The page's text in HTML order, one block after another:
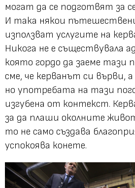
могат да се подготвят за
И така някои
използват услугите на
Никога не е съществувала
която гордо да заеме тази
сме, че керванът си върви,
но употребата на тази
изгубена от контекст.
за да плаши околните
то не само създава
успокоява конете.